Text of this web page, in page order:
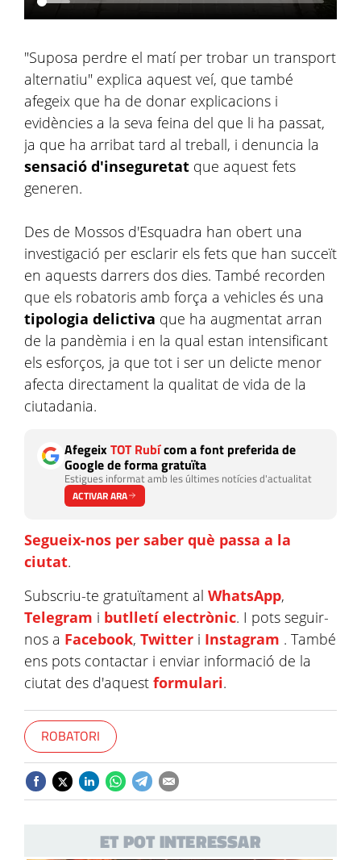
"Suposa perdre el matí per trobar un transport
alternatiu" explica aquest veí, que també
afegeix que ha de donar explicacions i
evidències a la seva feina del que li ha passat,
ja que ha arribat tard al treball, i denuncia la
sensació d'inseguretat que aquest fets
generen.
Des de Mossos d'Esquadra han obert una
investigació per esclarir els fets que han succeït
en aquests darrers dos dies. També recorden
que els robatoris amb força a vehicles és una
tipologia delictiva que ha augmentat arran
de la pandèmia i en la qual estan intensificant
els esforços, ja que tot i ser un delicte menor
afecta directament la qualitat de vida de la
ciutadania.
AfegeixTOT Rubícom a font preferida de
Google de forma gratuïta
Estigues informat amb les últimes notícies d'actualitat
ACTIVAR ARA
Segueix-nos per saber què passa a la
ciutat.
Subscriu-te gratuïtament al WhatsApp,
Telegram i butlletí electrònic. I pots seguir-
nos a Facebook, Twitter i Instagram . També
ens pots contactar i enviar informació de la
ciutat des d'aquest formulari.
ROBATORI
ET POT INTERESSAR